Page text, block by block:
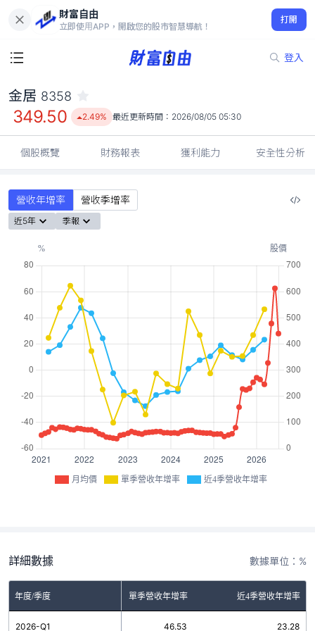
財富自由
立即使用APP，開啟您的股市智慧導航！
打開
登入
349.50
2.49%
金居 8358
349.50 2.49% 最近更新時間： 2026/08/05 05:30
個股概覽 財務報表 獲利能力 安全性分析
營收年增率 營收季增率
近5年 季報
月均價 單季營收年增率 近4季營收年增率
詳細數據 數據單位：%
年度/季度 單季營收年增率 近4季營收年增率
2026-Q1 46.53 23.28